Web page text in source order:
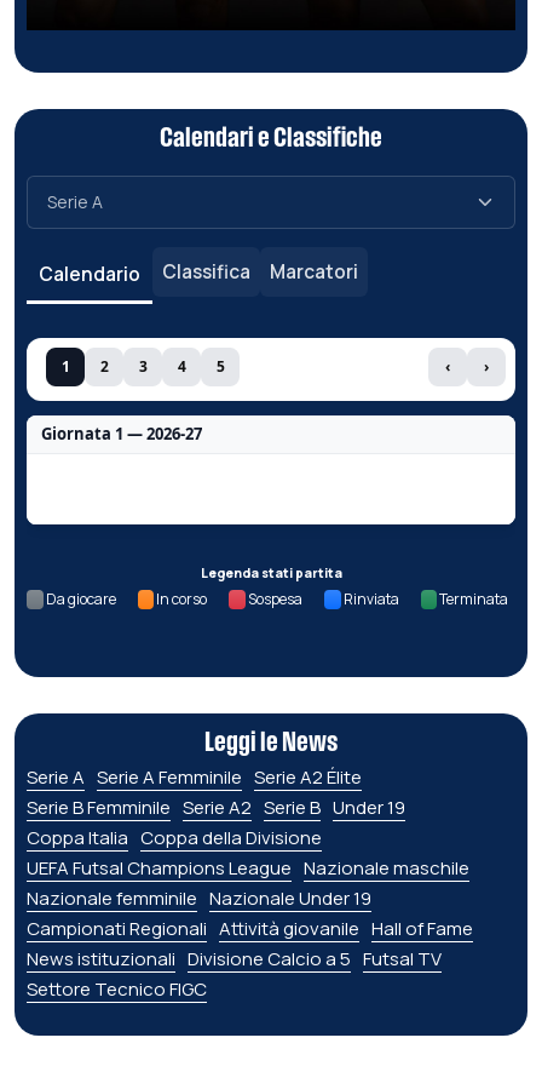
Calendari e Classifiche
Calendario Classifica Marcatori
1 2 3 4 5 ‹ ›
Giornata 1 — 2026-27
Legenda stati partita
Da giocare In corso Sospesa Rinviata Terminata
Leggi le News
Serie A Serie A Femminile Serie A2 Élite
Serie B Femminile Serie A2 Serie B Under 19
Coppa Italia Coppa della Divisione
UEFA Futsal Champions League Nazionale maschile
Nazionale femminile Nazionale Under 19
Campionati Regionali Attività giovanile Hall of Fame
News istituzionali Divisione Calcio a 5 Futsal TV
Settore Tecnico FIGC